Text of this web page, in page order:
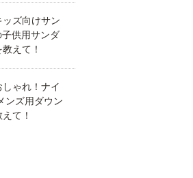
ズ向けサン
子供用サンダ
えて！
ゃれ！ナイ
ンズ用ダウン
て！